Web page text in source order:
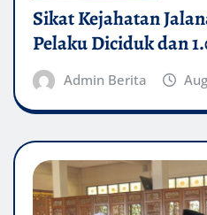
Sikat Kejahatan
Pelaku Diciduk dan
Admin Berita